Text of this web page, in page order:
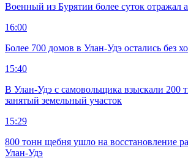
Военный из Бурятии более суток отражал
16:00
Более 700 домов в Улан-Удэ остались без
15:40
В Улан-Удэ с самовольщика взыскали 200
занятый земельный участок
15:29
800 тонн щебня ушло на восстановление
Улан-Удэ